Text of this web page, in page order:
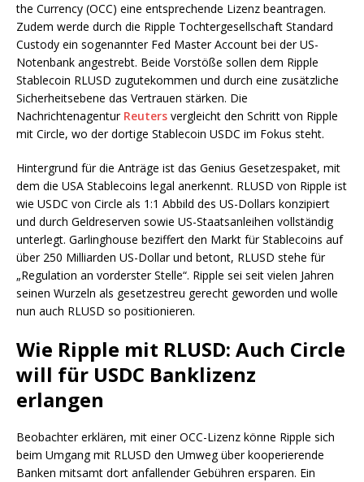
the Currency (OCC) eine entsprechende Lizenz beantragen.
Zudem werde durch die Ripple Tochtergesellschaft Standard
Custody ein sogenannter Fed Master Account bei der US-
Notenbank angestrebt. Beide Vorstöße sollen dem Ripple
Stablecoin RLUSD zugutekommen und durch eine zusätzliche
Sicherheitsebene das Vertrauen stärken. Die
Nachrichtenagentur Reuters vergleicht den Schritt von Ripple
mit Circle, wo der dortige Stablecoin USDC im Fokus steht.
Hintergrund für die Anträge ist das Genius Gesetzespaket, mit
dem die USA Stablecoins legal anerkennt. RLUSD von Ripple ist
wie USDC von Circle als 1:1 Abbild des US-Dollars konzipiert
und durch Geldreserven sowie US-Staatsanleihen vollständig
unterlegt. Garlinghouse beziffert den Markt für Stablecoins auf
über 250 Milliarden US-Dollar und betont, RLUSD stehe für
„Regulation an vorderster Stelle“. Ripple sei seit vielen Jahren
seinen Wurzeln als gesetzestreu gerecht geworden und wolle
nun auch RLUSD so positionieren.
Wie Ripple mit RLUSD: Auch Circle
will für USDC Banklizenz
erlangen
Beobachter erklären, mit einer OCC-Lizenz könne Ripple sich
beim Umgang mit RLUSD den Umweg über kooperierende
Banken mitsamt dort anfallender Gebühren ersparen. Ein